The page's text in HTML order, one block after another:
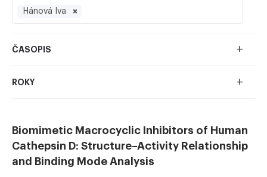
Hánová Iva
ČASOPIS +
ROKY +
Biomimetic Macrocyclic Inhibitors of Human
Cathepsin D: Structure–Activity Relationship
and Binding Mode Analysis